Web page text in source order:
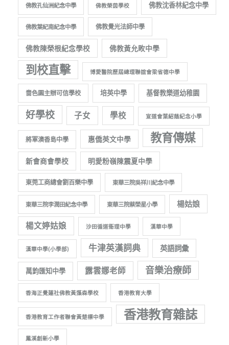
佛教孔仙洲紀念中學 佛教榮茵學校 佛教沈香林紀念中學
佛教葉紀南紀念中學 佛教覺光法師中學
佛教陳榮根紀念學校 佛教黃允畋中學
到校直擊 博愛醫院歷屆總理聯誼會梁省德中學
嗇色園主辦可信學校 培英中學 基督教樂道幼稚園
好學校 子女 學校 宣道會葉紹蔭紀念小學
將軍澳香島中學 惠僑英文中學 教育傳媒
新會商會學校 明愛粉嶺陳震夏中學
東莞工商總會劉百樂中學 東華三院吳祥川紀念中學
東華三院李潤田紀念中學 東華三院蔡榮星小學 楊姑娘
楊文婷姑娘 沙田循道衞理中學 漢華中學
漢華中學(小學部) 牛津英漢詞典 英語詞彙
萬鈞匯知中學 露雲娜老師 音樂治療師
香海正覺蓮社佛教黃藻森學校 香港教育大學
香港教育工作者聯會黃楚標中學 香港教育雜誌
鳳溪創新小學